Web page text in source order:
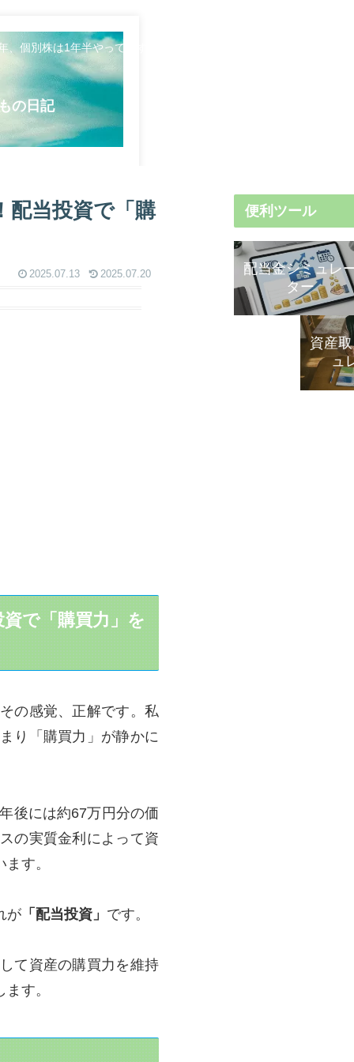
個別株は1年半やってます。日々のことや資産形成について発信し
の日記
配当投資で「購
2025.07.13 2025.07.20
で「購買力」を
の感覚、正解です。私
り「購買力」が静かに
後には約67万円分の価
の実質金利によって資
す。
が 「配当投資」 です。
て資産の購買力を維持
す。
便利ツール
配当金シミュレ
ター
資産
ュ